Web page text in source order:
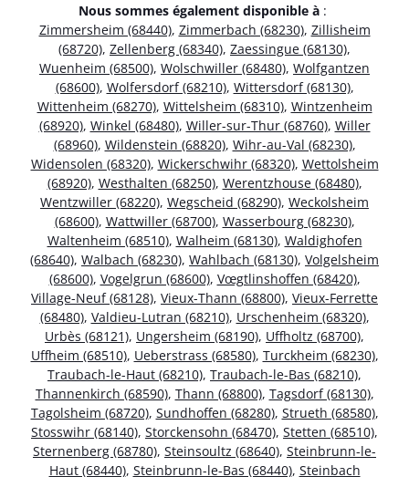
Nous sommes également disponible à :
Zimmersheim (68440), Zimmerbach (68230), Zillisheim
(68720), Zellenberg (68340), Zaessingue (68130),
Wuenheim (68500), Wolschwiller (68480), Wolfgantzen
(68600), Wolfersdorf (68210), Wittersdorf (68130),
Wittenheim (68270), Wittelsheim (68310), Wintzenheim
(68920), Winkel (68480), Willer-sur-Thur (68760), Willer
(68960), Wildenstein (68820), Wihr-au-Val (68230),
Widensolen (68320), Wickerschwihr (68320), Wettolsheim
(68920), Westhalten (68250), Werentzhouse (68480),
Wentzwiller (68220), Wegscheid (68290), Weckolsheim
(68600), Wattwiller (68700), Wasserbourg (68230),
Waltenheim (68510), Walheim (68130), Waldighofen
(68640), Walbach (68230), Wahlbach (68130), Volgelsheim
(68600), Vogelgrun (68600), Vœgtlinshoffen (68420),
Village-Neuf (68128), Vieux-Thann (68800), Vieux-Ferrette
(68480), Valdieu-Lutran (68210), Urschenheim (68320),
Urbès (68121), Ungersheim (68190), Uffholtz (68700),
Uffheim (68510), Ueberstrass (68580), Turckheim (68230),
Traubach-le-Haut (68210), Traubach-le-Bas (68210),
Thannenkirch (68590), Thann (68800), Tagsdorf (68130),
Tagolsheim (68720), Sundhoffen (68280), Strueth (68580),
Stosswihr (68140), Storckensohn (68470), Stetten (68510),
Sternenberg (68780), Steinsoultz (68640), Steinbrunn-le-
Haut (68440), Steinbrunn-le-Bas (68440), Steinbach